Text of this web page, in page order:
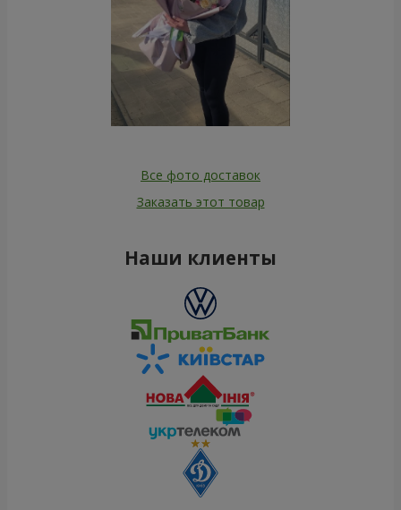
Все фото доставок
Заказать этот товар
Наши клиенты